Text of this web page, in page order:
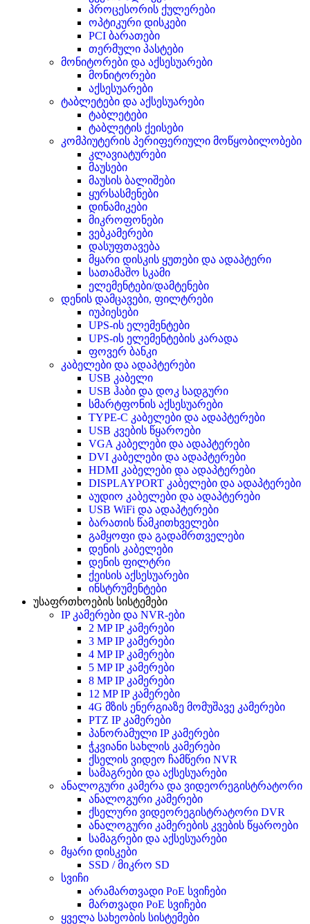
პროცესორის ქულერები
ოპტიკური დისკები
PCI ბარათები
თერმული პასტები
მონიტორები და აქსესუარები
მონიტორები
აქსესუარები
ტაბლეტები და აქსესუარები
ტაბლეტები
ტაბლეტის ქეისები
კომპიუტერის პერიფერიული მოწყობილობები
კლავიატურები
მაუსები
მაუსის ბალიშები
ყურსასმენები
დინამიკები
მიკროფონები
ვებკამერები
დასუფთავება
მყარი დისკის ყუთები და ადაპტერი
სათამაშო სკამი
ელემენტები/დამტენები
დენის დამცავები, ფილტრები
იუპიესები
UPS-ის ელემენტები
UPS-ის ელემენტების კარადა
ფოვერ ბანკი
კაბელები და ადაპტერები
USB კაბელი
USB ჰაბი და დოკ სადგური
სმარტფონის აქსესუარები
TYPE-C კაბელები და ადაპტერები
USB კვების წყაროები
VGA კაბელები და ადაპტერები
DVI კაბელები და ადაპტერები
HDMI კაბელები და ადაპტერები
DISPLAYPORT კაბელები და ადაპტერები
აუდიო კაბელები და ადაპტერები
USB WiFi და ადაპტერები
ბარათის წამკითხველები
გამყოფი და გადამრთველები
დენის კაბელები
დენის ფილტრი
ქეისის აქსესუარები
ინსტრუმენტები
უსაფრთხოების სისტემები
IP კამერები და NVR-ები
2 MP IP კამერები
3 MP IP კამერები
4 MP IP კამერები
5 MP IP კამერები
8 MP IP კამერები
12 MP IP კამერები
4G მზის ენერგიაზე მომუშავე კამერები
PTZ IP კამერები
პანორამული IP კამერები
ჭკვიანი სახლის კამერები
ქსელის ვიდეო ჩამწერი NVR
სამაგრები და აქსესუარები
ანალოგური კამერა და ვიდეორეგისტრატორი
ანალოგური კამერები
ქსელური ვიდეორეგისტრატორი DVR
ანალოგური კამერების კვების წყაროები
სამაგრები და აქსესუარები
მყარი დისკები
SSD / მიკრო SD
სვიჩი
არამართვადი PoE სვიჩები
მართვადი PoE სვიჩები
ყველა სახეობის სისტემები